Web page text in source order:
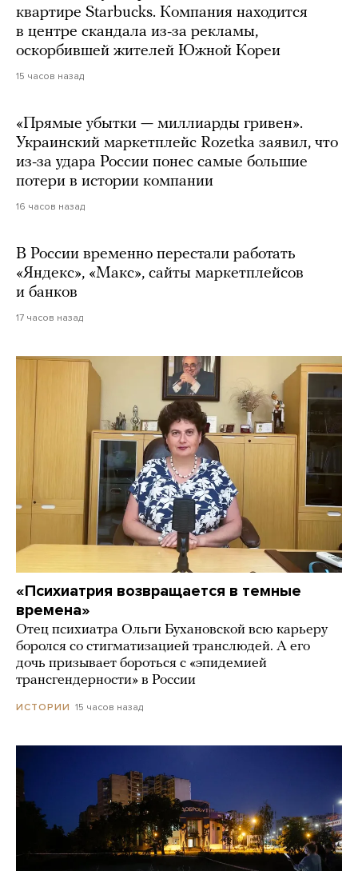
квартире Starbucks. Компания находится
в центре скандала из-за рекламы,
оскорбившей жителей Южной Кореи
15 часов назад
«Прямые убытки — миллиарды гривен».
Украинский маркетплейс Rozetka заявил, что
из-за удара России понес самые большие
потери в истории компании
16 часов назад
В России временно перестали работать
«Яндекс», «Макс», сайты маркетплейсов
и банков
17 часов назад
«Психиатрия возвращается в темные
времена»
Отец психиатра Ольги Бухановской всю карьеру
боролся со стигматизацией транслюдей. А его
дочь призывает бороться с «эпидемией
трансгендерности» в России
ИСТОРИИ 15 часов назад